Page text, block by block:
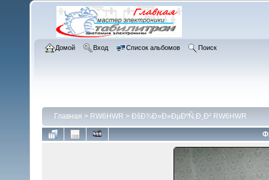
Домой Вход Список альбомов Поиск
Главная > RW6HWR > ÐšÐ¾Ð»Ð»ÐµÐºÑ‚Ð¸Ð² RW6HWR